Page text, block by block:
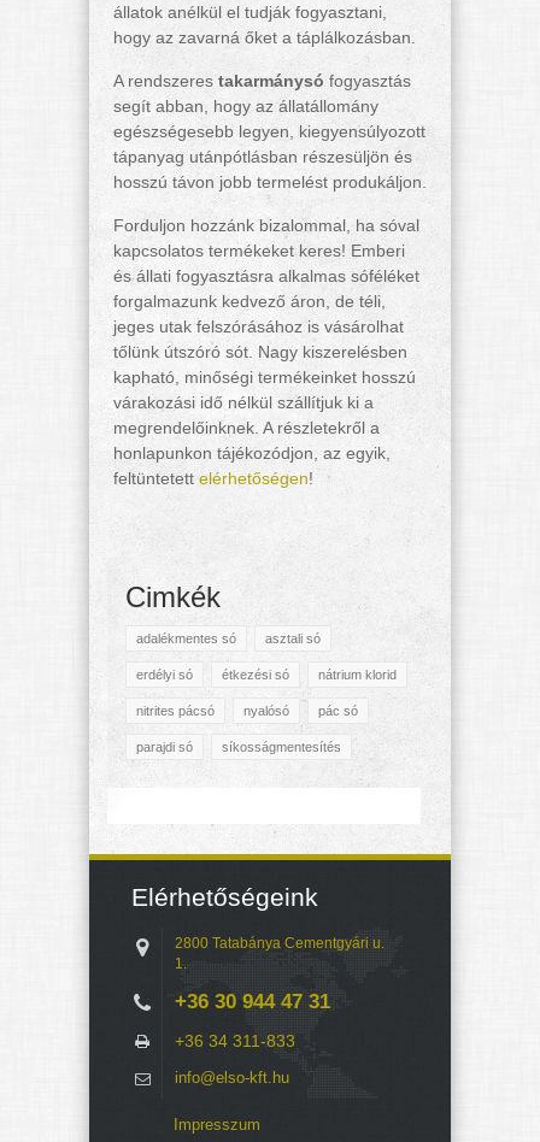
állatok anélkül el tudják fogyasztani,
hogy az zavarná őket a táplálkozásban.
A rendszeres takarmánysó fogyasztás
segít abban, hogy az állatállomány
egészségesebb legyen, kiegyensúlyozott
tápanyag utánpótlásban részesüljön és
hosszú távon jobb termelést produkáljon.
Forduljon hozzánk bizalommal, ha sóval
kapcsolatos termékeket keres! Emberi
és állati fogyasztásra alkalmas sóféléket
forgalmazunk kedvező áron, de téli,
jeges utak felszórásához is vásárolhat
tőlünk útszóró sót. Nagy kiszerelésben
kapható, minőségi termékeinket hosszú
várakozási idő nélkül szállítjuk ki a
megrendelőinknek. A részletekről a
honlapunkon tájékozódjon, az egyik,
feltüntetett elérhetőségen!
Cimkék
adalékmentes só asztali só
erdélyi só étkezési só nátrium klorid
nitrites pácsó nyalósó pác só
parajdi só síkosságmentesítés
Elérhetőségeink
2800 Tatabánya Cementgyári u.
1.
+36 30 944 47 31
+36 34 311-833
info@elso-kft.hu
Impresszum